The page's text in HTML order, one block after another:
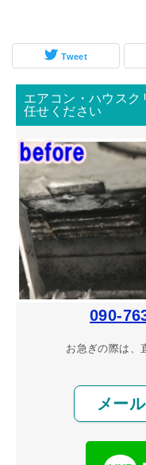
Tweet
エアコン・ハウスク
任せください
090-
お急ぎの際は、
メー